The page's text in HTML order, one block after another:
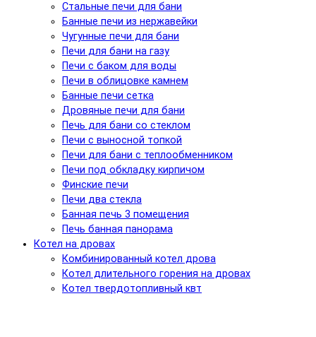
Стальные печи для бани
Банные печи из нержавейки
Чугунные печи для бани
Печи для бани на газу
Печи с баком для воды
Печи в облицовке камнем
Банные печи сетка
Дровяные печи для бани
Печь для бани со стеклом
Печи с выносной топкой
Печи для бани с теплообменником
Печи под обкладку кирпичом
Финские печи
Печи два стекла
Банная печь 3 помещения
Печь банная панорама
Котел на дровах
Комбинированный котел дрова
Котел длительного горения на дровах
Котел твердотопливный квт